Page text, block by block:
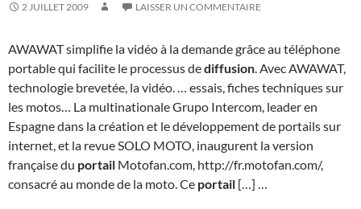
2 JUILLET 2009 LAISSER UN COMMENTAIRE
AWAWAT simplifie la vidéo à la demande grâce au téléphone
portable qui facilite le processus dediffusion. Avec AWAWAT,
technologie brevetée, la vidéo. … essais, fiches techniques sur
les motos… La multinationale Grupo Intercom, leader en
Espagne dans la création et le développement de portails sur
internet, et la revue SOLO MOTO, inaugurent la version
française du portail Motofan.com, http://fr.motofan.com/,
consacré au monde de la moto. Ce portail […] …